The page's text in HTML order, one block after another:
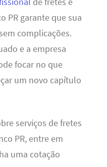
de fretes e
PR garante que sua
complicações.
e a empresa
focar no que
um novo capítulo
serviços de fretes
PR, entre em
uma cotação